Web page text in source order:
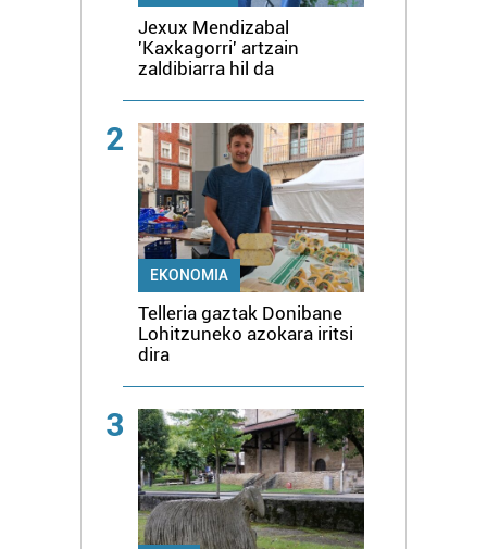
Jexux Mendizabal
'Kaxkagorri' artzain
zaldibiarra hil da
2
EKONOMIA
Telleria gaztak Donibane
Lohitzuneko azokara iritsi
dira
3